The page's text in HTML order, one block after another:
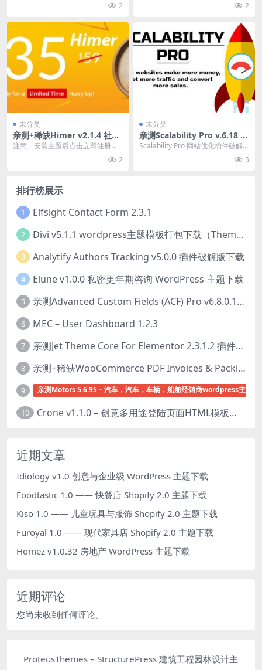
2 2
未分类
亲测+稀缺Himer v2.1.4 社交
问答 WordPress 主题下载
注意：安装主题后点击立即注册，
2
未分类
亲测Scalability Pro v.6.18 网
站优化插件下载
Scalability Pro 网站优化插件破解
5
排行榜展示
1 Elfsight Contact Form 2.3.1
2 Divi v5.1.1 wordpress主题模板打包下载（Theme + Builder+ Extra Theme + Templates + Layouts + PSD）
3 Analytify Authors Tracking v5.0.0 插件破解版下载
4 Elune v1.0.0 私密更年期咨询 WordPress 主题下载
5 亲测Advanced Custom Fields (ACF) Pro v6.8.0.1 + Advanced Custom Fields: Extended PRO v0.9.2.3 | 网站开发自定义字段插件下载
6 MEC – User Dashboard 1.2.3
7 亲测Jet Theme Core For Elementor 2.3.1.2 插件下载
8 亲测+稀缺WooCommerce PDF Invoices & Packing Slips Professional v2.20.0 + Templates v2.25.1 [by WpOverNight] WooCommerce PDF 发票和装箱单插件下载
9 亲测Motors 5.6.95 – 汽车，汽车，车辆，船舶经销商wordpress主题下
10 Crone v1.1.0 – 创意多用途登陆页面HTML模板下载
近期文章
Idiology v1.0 创意与企业级 WordPress 主题下载
Foodtastic 1.0 —— 快餐店 Shopify 2.0 主题下载
Kiso 1.0 —— 儿童玩具与服饰 Shopify 2.0 主题下载
Furoyal 1.0 —— 现代家具店 Shopify 2.0 主题下载
Homez v1.0.32 房地产 WordPress 主题下载
近期评论
您尚未收到任何评论。
ProteusThemes – StructurePress 建筑工程园林设计主